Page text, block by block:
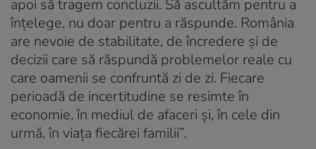
apoi să tragem concluzii. Să ascultăm pentru a
înțelege, nu doar pentru a răspunde. România
are nevoie de stabilitate, de încredere și de
decizii care să răspundă problemelor reale cu
care oamenii se confruntă zi de zi. Fiecare
perioadă de incertitudine se resimte în
economie, în mediul de afaceri și, în cele din
urmă, în viața fiecărei familii”.